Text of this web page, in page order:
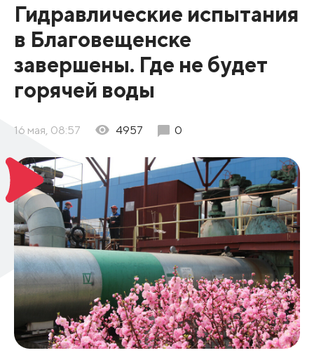
Гидравлические испытания
в Благовещенске
завершены. Где не будет
горячей воды
16 мая, 08:57 4957 0